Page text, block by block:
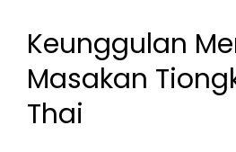
Keunggulan
Masakan
Thai